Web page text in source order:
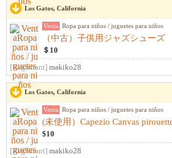
Los Gatos, California
Venta Ropa para niños / juguetes para niños
（中古）子供用ジャズシューズ
＄10
[Registrant] makiko28
Los Gatos, California
Venta Ropa para niños / juguetes para niños
(未使用）Capezio Canvas
$10
[Registrant] makiko28